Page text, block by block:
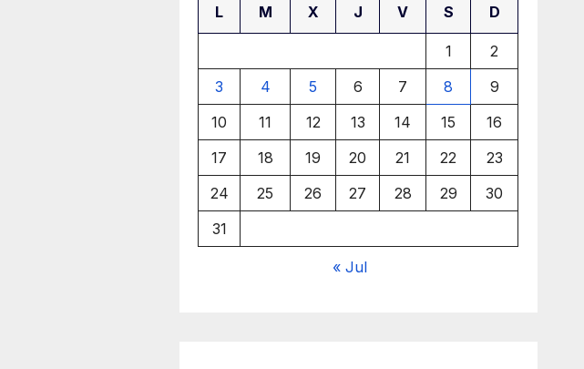
L M X J V S D
1
2
3
4 5 6 7 8
9
10
11 12 13 14 15
16
17
18 19 20 21 22
23
24
25 26 27 28 29
30
31
« Jul